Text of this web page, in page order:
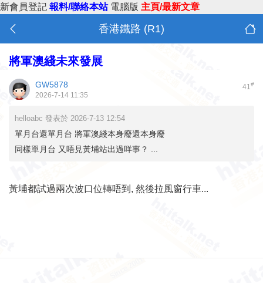
新會員登記 報料/聯絡本站 電腦版 主頁/最新文章
香港鐵路 (R1)
將軍澳綫未來發展
41#
GW5878
2026-7-14 11:35
helloabc 發表於 2026-7-13 12:54
單月台還單月台 將軍澳綫本身廢還本身廢
同樣單月台 又唔見黃埔站出過咩事？ ...
黃埔都試過兩次波口位轉唔到, 然後拉風窗行車...